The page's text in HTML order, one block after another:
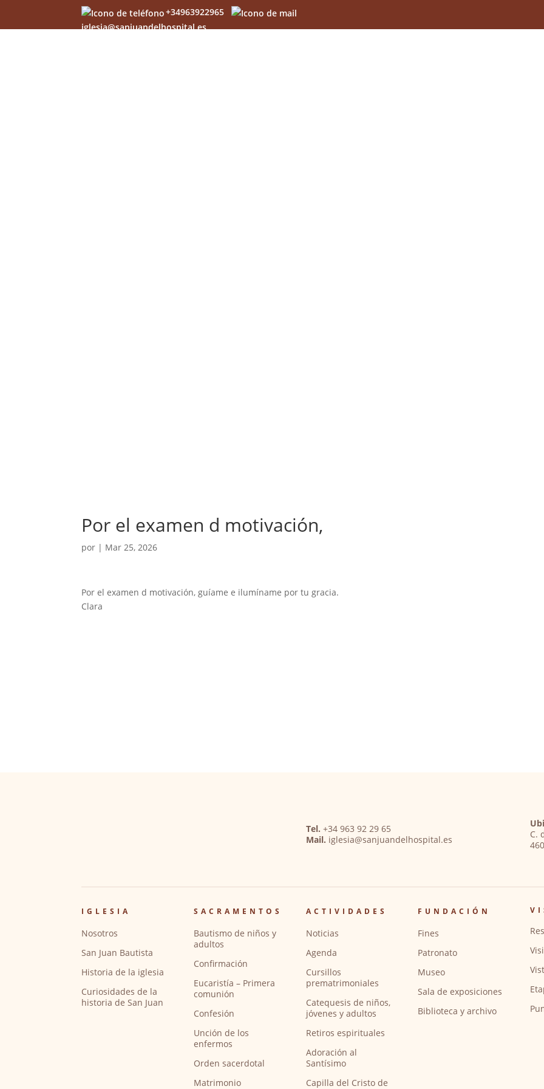
+34963922965
iglesia@sanjuandelhospital.es
Por el examen d motivación,
por | Mar 25, 2026
Por el examen d motivación, guíame e ilumíname por tu gracia.
Clara
Tel. +34 963 92 29 65
Mail. iglesia@sanjuandelhospital.es
C.
IGLESIA
Nosotros
San Juan Bautista
Historia de la iglesia
Curiosidades de la
historia de San Juan
SACRAMENTOS
Bautismo de niños y
adultos
Confirmación
Eucaristía – Primera
comunión
Confesión
Unción de los
enfermos
Orden sacerdotal
Matrimonio
ACTIVIDADES
Noticias
Agenda
Cursillos
prematrimoniales
Catequesis de niños,
jóvenes y adultos
Retiros espirituales
Adoración al
Santísimo
Capilla del Cristo de
FUNDACIÓN
Fines
Patronato
Museo
Sala de exposiciones
Biblioteca y archivo